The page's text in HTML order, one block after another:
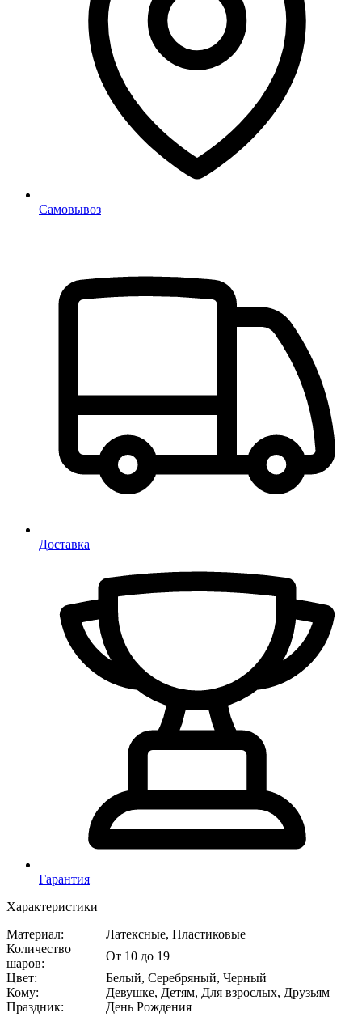
Самовывоз
Доставка
Гарантия
Характеристики
Материал:
Латексные, Пластиковые
Количество
шаров:
От 10 до 19
Цвет:
Белый, Серебряный, Черный
Кому:
Девушке, Детям, Для взрослых, Друзьям
Праздник:
День Рождения